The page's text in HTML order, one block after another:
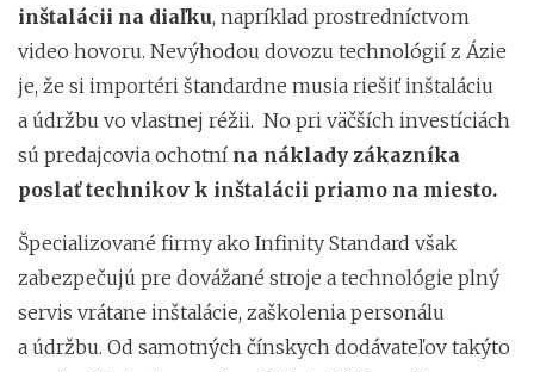
inštalácii na diaľku, napríklad prostredníctvom
video hovoru. Nevýhodou dovozu technológií z Ázie
je, že si importéri štandardne musia riešiť inštaláciu
a údržbu vo vlastnej réžii. No pri väčších investíciách
sú predajcovia ochotní na náklady zákazníka
poslať technikov k inštalácii priamo na miesto.
Špecializované firmy ako Infinity Standard však
zabezpečujú pre dovážané stroje a technológie plný
servis vrátane inštalácie, zaškolenia personálu
a údržbu. Od samotných čínskych dodávateľov takýto